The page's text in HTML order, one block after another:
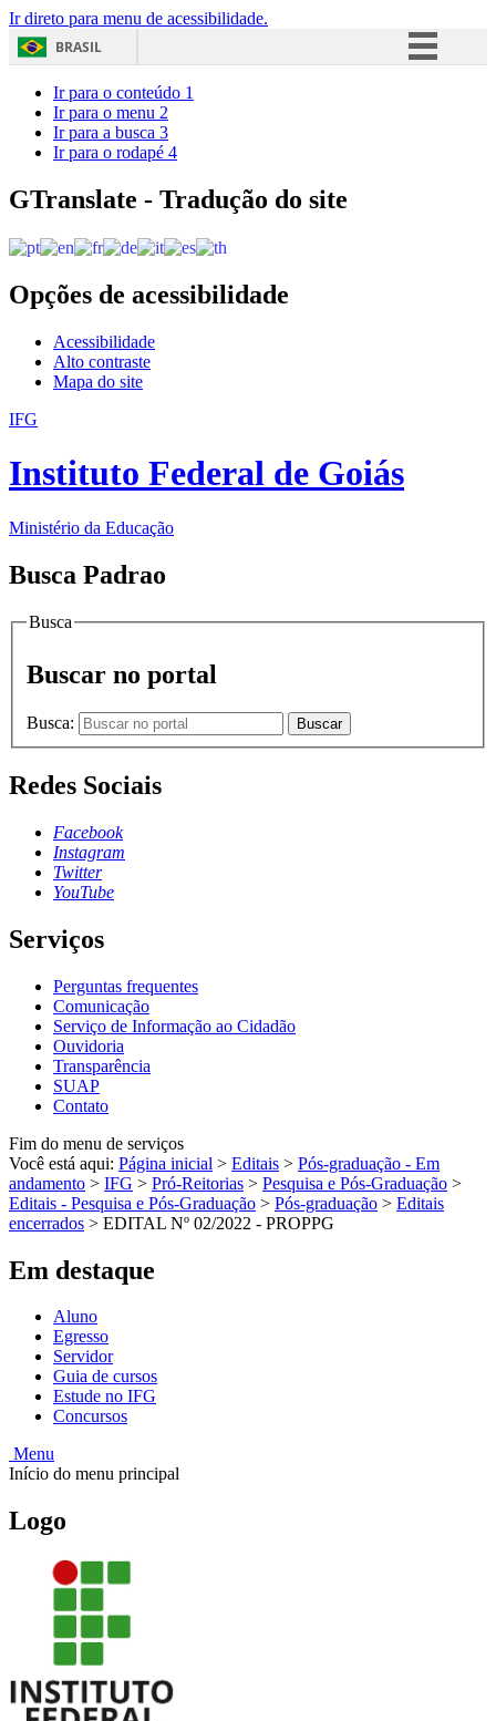
Ir direto para menu de acessibilidade.
BRASIL
Acesso à informação
Ir para o conteúdo 1
Ir para o menu 2
Ir para a busca 3
Ir para o rodapé 4
GTranslate - Tradução do site
Opções de acessibilidade
Acessibilidade
Alto contraste
Mapa do site
IFG
Instituto Federal de Goiás
Ministério da Educação
Busca Padrao
Busca
Buscar no portal
Busca: Buscar
Redes Sociais
Facebook
Instagram
Twitter
YouTube
Serviços
Perguntas frequentes
Comunicação
Serviço de Informação ao Cidadão
Ouvidoria
Transparência
SUAP
Contato
Fim do menu de serviços
Você está aqui: Página inicial > Editais > Pós-graduação - Em
andamento > IFG > Pró-Reitorias > Pesquisa e Pós-Graduação >
Editais - Pesquisa e Pós-Graduação > Pós-graduação > Editais
encerrados > EDITAL Nº 02/2022 - PROPPG
Em destaque
Aluno
Egresso
Servidor
Guia de cursos
Estude no IFG
Concursos
Menu
Início do menu principal
Logo